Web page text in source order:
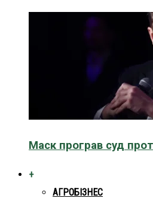
Маск програв суд
+
АГРОБІЗНЕС